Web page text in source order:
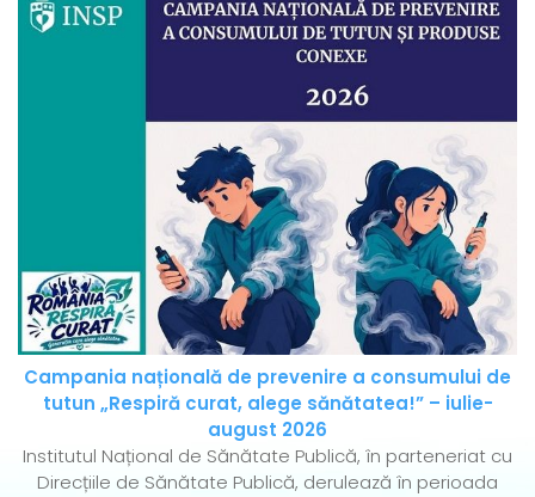
Campania națională de prevenire a consumului de
tutun „Respiră curat, alege sănătatea!” – iulie-
august 2026
Institutul Național de Sănătate Publică, în parteneriat cu
Direcțiile de Sănătate Publică, derulează în perioada